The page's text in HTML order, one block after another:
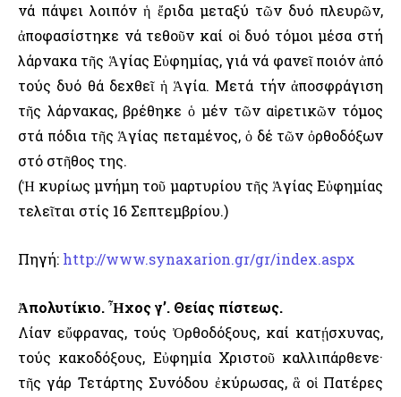
νά πάψει λοιπόν ἡ ἔριδα μεταξύ τῶν δυό πλευρῶν,
ἀποφασίστηκε νά τεθοῦν καί οἱ δυό τόμοι μέσα στή
λάρνακα τῆς Ἁγίας Εὐφημίας, γιά νά φανεῖ ποιόν ἀπό
τούς δυό θά δεχθεῖ ἡ Ἁγία. Μετά τήν ἀποσφράγιση
τῆς λάρνακας, βρέθηκε ὁ μέν τῶν αἱρετικῶν τόμος
στά πόδια τῆς Ἁγίας πεταμένος, ὁ δέ τῶν ὀρθοδόξων
στό στῆθος της.
(Ἡ κυρίως μνήμη τοῦ μαρτυρίου τῆς Ἁγίας Εὐφημίας
τελεῖται στίς 16 Σεπτεμβρίου.)
Πηγή: http://www.synaxarion.gr/gr/index.aspx
Ἀπολυτίκιο. Ἦχος γ’. Θείας πίστεως.
Λίαν εὔφρανας, τούς Ὀρθοδόξους, καί κατῄσχυνας,
τούς κακοδόξους, Εὐφημία Χριστοῦ καλλιπάρθενε·
τῆς γάρ Τετάρτης Συνόδου ἐκύρωσας, ἃ οἱ Πατέρες